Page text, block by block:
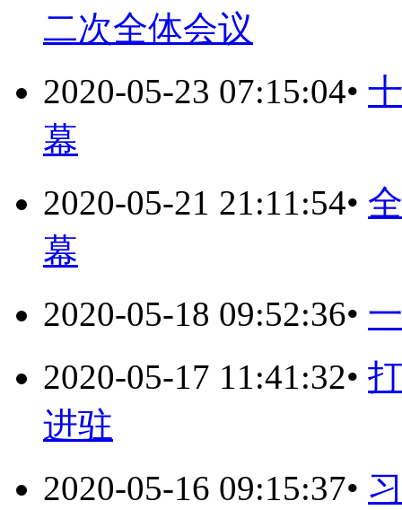
二次全体会议
2020-05-23 07:15:04•
幕
2020-05-21 21:11:54•
幕
2020-05-18 09:52:36•
2020-05-17 11:41:32•
进驻
2020-05-16 09:15:37•